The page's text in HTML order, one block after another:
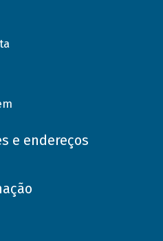
e endereços